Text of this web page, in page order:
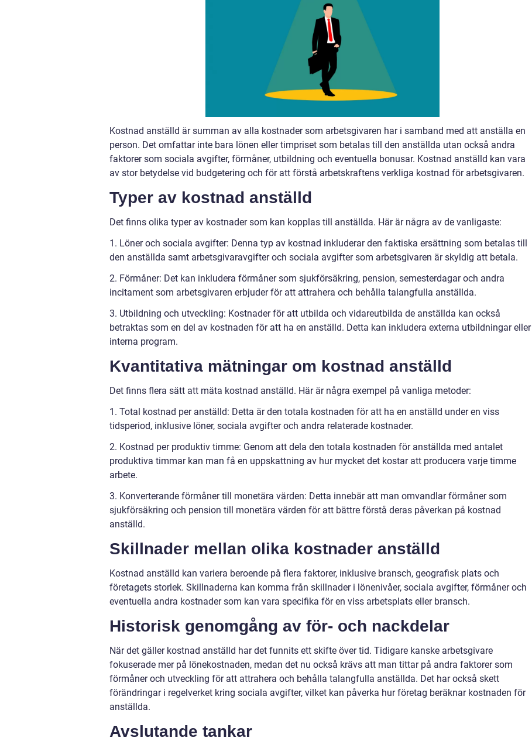
Kostnad anställd är summan av alla kostnader som arbetsgivaren har i samband med att anställa en
person. Det omfattar inte bara lönen eller timpriset som betalas till den anställda utan också andra
faktorer som sociala avgifter, förmåner, utbildning och eventuella bonusar. Kostnad anställd kan vara
av stor betydelse vid budgetering och för att förstå arbetskraftens verkliga kostnad för arbetsgivaren.
Typer av kostnad anställd
Det finns olika typer av kostnader som kan kopplas till anställda. Här är några av de vanligaste:
1. Löner och sociala avgifter: Denna typ av kostnad inkluderar den faktiska ersättning som betalas till
den anställda samt arbetsgivaravgifter och sociala avgifter som arbetsgivaren är skyldig att betala.
2. Förmåner: Det kan inkludera förmåner som sjukförsäkring, pension, semesterdagar och andra
incitament som arbetsgivaren erbjuder för att attrahera och behålla talangfulla anställda.
3. Utbildning och utveckling: Kostnader för att utbilda och vidareutbilda de anställda kan också
betraktas som en del av kostnaden för att ha en anställd. Detta kan inkludera externa utbildningar eller
interna program.
Kvantitativa mätningar om kostnad anställd
Det finns flera sätt att mäta kostnad anställd. Här är några exempel på vanliga metoder:
1. Total kostnad per anställd: Detta är den totala kostnaden för att ha en anställd under en viss
tidsperiod, inklusive löner, sociala avgifter och andra relaterade kostnader.
2. Kostnad per produktiv timme: Genom att dela den totala kostnaden för anställda med antalet
produktiva timmar kan man få en uppskattning av hur mycket det kostar att producera varje timme
arbete.
3. Konverterande förmåner till monetära värden: Detta innebär att man omvandlar förmåner som
sjukförsäkring och pension till monetära värden för att bättre förstå deras påverkan på kostnad
anställd.
Skillnader mellan olika kostnader anställd
Kostnad anställd kan variera beroende på flera faktorer, inklusive bransch, geografisk plats och
företagets storlek. Skillnaderna kan komma från skillnader i lönenivåer, sociala avgifter, förmåner och
eventuella andra kostnader som kan vara specifika för en viss arbetsplats eller bransch.
Historisk genomgång av för- och nackdelar
När det gäller kostnad anställd har det funnits ett skifte över tid. Tidigare kanske arbetsgivare
fokuserade mer på lönekostnaden, medan det nu också krävs att man tittar på andra faktorer som
förmåner och utveckling för att attrahera och behålla talangfulla anställda. Det har också skett
förändringar i regelverket kring sociala avgifter, vilket kan påverka hur företag beräknar kostnaden för
anställda.
Avslutande tankar